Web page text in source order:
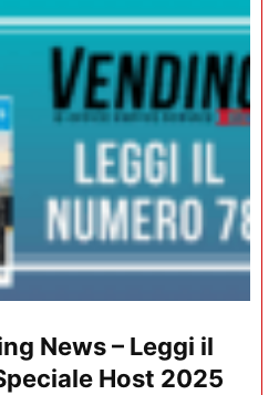
News – Leggi il
Host 2025